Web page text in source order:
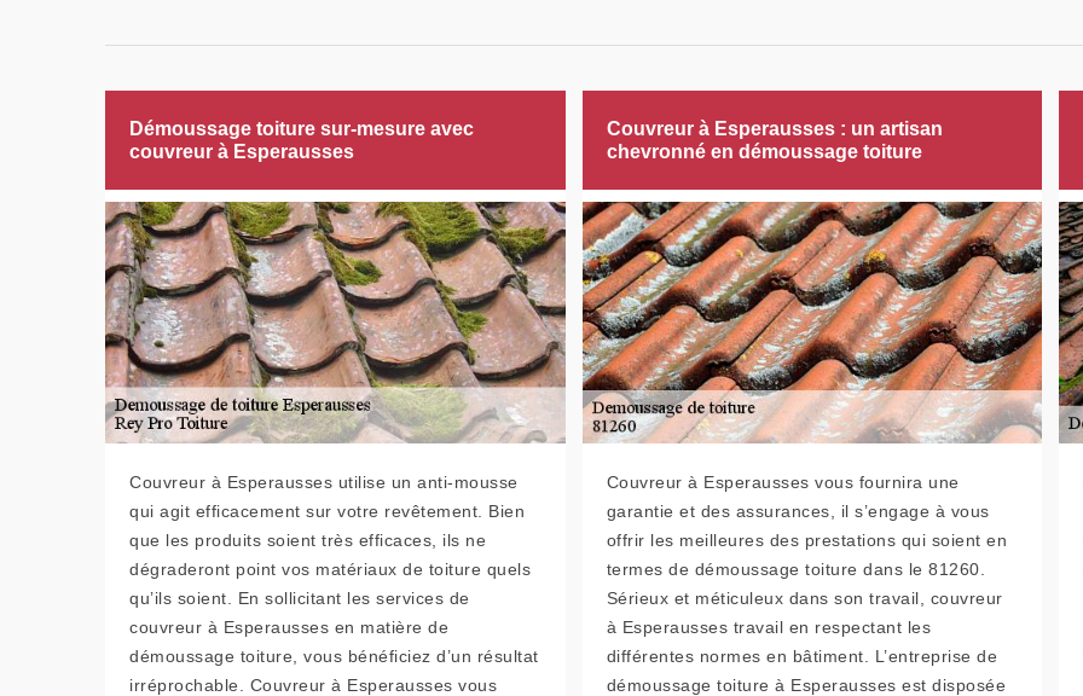
Démoussage toiture sur-mesure avec
couvreur à Esperausses
Couvreur à Esperausses utilise un anti-mousse
qui agit efficacement sur votre revêtement. Bien
que les produits soient très efficaces, ils ne
dégraderont point vos matériaux de toiture quels
qu’ils soient. En sollicitant les services de
couvreur à Esperausses en matière de
démoussage toiture, vous bénéficiez d’un résultat
irréprochable. Couvreur à Esperausses vous
Couvreur à Esperausses : un artisan
chevronné en démoussage toiture
Couvreur à Esperausses vous fournira une
garantie et des assurances, il s’engage à vous
offrir les meilleures des prestations qui soient en
termes de démoussage toiture dans le 81260.
Sérieux et méticuleux dans son travail, couvreur
à Esperausses travail en respectant les
différentes normes en bâtiment. L’entreprise de
démoussage toiture à Esperausses est disposée